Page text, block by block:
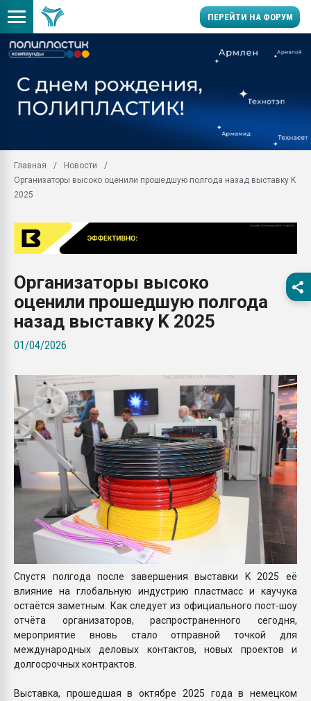
ПЕРЕЙТИ НА ФОРУМ
заводу пластмасс"
первый план в
28.07.2026
ситуацией на
Всё, что касается
ПЕРЕЙТИ НА
Главная
Новости
Организаторы высоко оценили прошедшую полгода назад выставку K
2025
Организаторы высоко
оценили прошедшую полгода
назад выставку K 2025
01/04/2026
Спустя полгода после завершения выставки K 2025 её
влияние на глобальную индустрию пластмасс и каучука
остаётся заметным. Как следует из официального пост-шоу
отчёта организаторов, распространенного сегодня,
мероприятие вновь стало отправной точкой для
международных деловых контактов, новых проектов и
долгосрочных контрактов.
Выставка, прошедшая в октябре 2025 года в немецком